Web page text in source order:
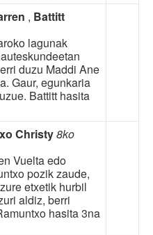
, Battitt
lagunak
duzu Maddi Ane
Gaur, egunkaria
Battitt hasita
Christy8ko
Vuelta edo
pozik zaude,
etxetik hurbil
aldiz, berri
hasita 3na